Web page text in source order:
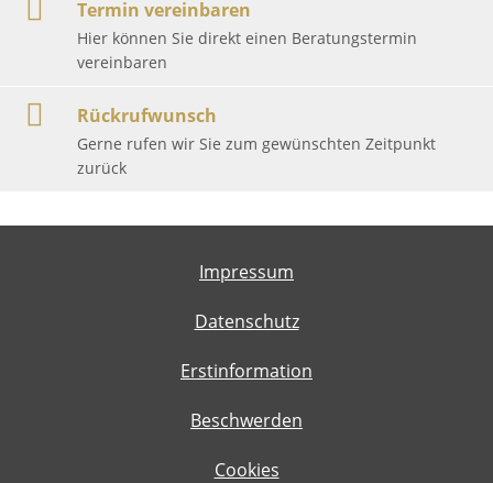
Termin vereinbaren
Hier können Sie direkt einen Beratungstermin
vereinbaren
Rückrufwunsch
Gerne rufen wir Sie zum gewünschten Zeitpunkt
zurück
Impressum
Datenschutz
Erstinformation
Beschwerden
Cookies